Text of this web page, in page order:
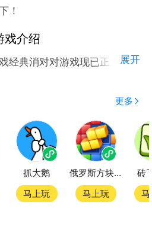
！
戏介绍
经典消对对游戏现已正式登陆
台，收录海量正版授权的高热
或者在小游戏 tab 发现热门
双平台畅玩
机上双端都能直接畅玩微信小
展开
更多
抓大鹅
马上玩
俄罗斯方块拼图
马上玩
砖